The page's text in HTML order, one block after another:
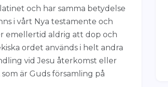
och har samma betydelse
i vårt Nya testamente och
emellertid aldrig att dop och
ordet används i helt andra
vid Jesu återkomst eller
är Guds församling på